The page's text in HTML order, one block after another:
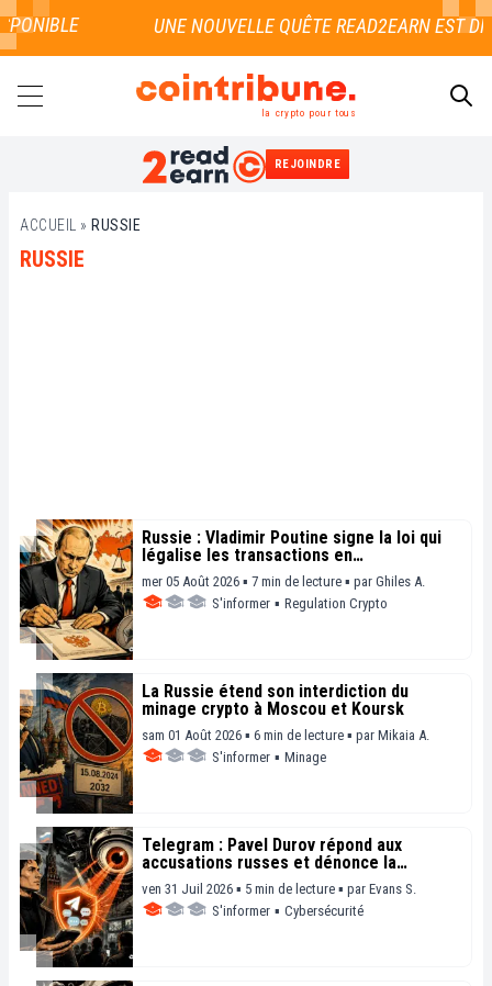
la crypto pour tous
REJOINDRE
ACCUEIL » RUSSIE
RUSSIE
Russie : Vladimir Poutine signe la loi qui
légalise les transactions en
cryptomonnaies
mer 05 Août 2026 ▪ 7 min de lecture ▪ par Ghiles A.
S'informer ▪ Regulation Crypto
La Russie étend son interdiction du
minage crypto à Moscou et Koursk
sam 01 Août 2026 ▪ 6 min de lecture ▪ par Mikaia A.
S'informer ▪ Minage
Telegram : Pavel Durov répond aux
accusations russes et dénonce la
surveillance de masse
ven 31 Juil 2026 ▪ 5 min de lecture ▪ par Evans S.
S'informer ▪ Cybersécurité